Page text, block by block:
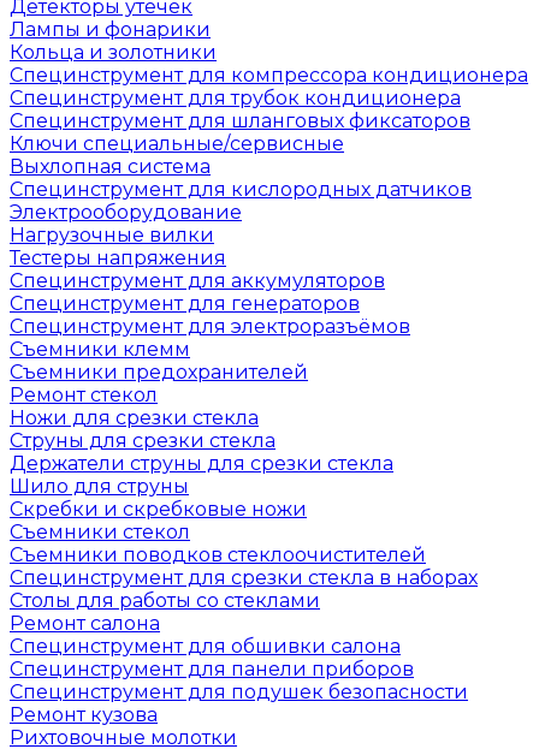
Детекторы утечек
Лампы и фонарики
Кольца и золотники
Специнструмент для компрессора кондиционера
Специнструмент для трубок кондиционера
Специнструмент для шланговых фиксаторов
Ключи специальные/сервисные
Выхлопная система
Специнструмент для кислородных датчиков
Электрооборудование
Нагрузочные вилки
Тестеры напряжения
Специнструмент для аккумуляторов
Специнструмент для генераторов
Специнструмент для электроразъёмов
Съемники клемм
Съемники предохранителей
Ремонт стекол
Ножи для срезки стекла
Струны для срезки стекла
Держатели струны для срезки стекла
Шило для струны
Скребки и скребковые ножи
Съемники стекол
Съемники поводков стеклоочистителей
Специнструмент для срезки стекла в наборах
Столы для работы со стеклами
Ремонт салона
Специнструмент для обшивки салона
Специнструмент для панели приборов
Специнструмент для подушек безопасности
Ремонт кузова
Рихтовочные молотки